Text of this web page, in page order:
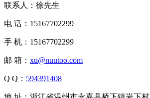
联系人：徐先生
电 话：15167702299
手 机：15167702299
邮 箱： xu@nuutoo.com
Q Q： 594391408